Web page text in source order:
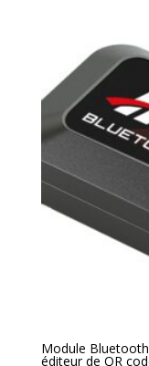
Module
éditeur de QR